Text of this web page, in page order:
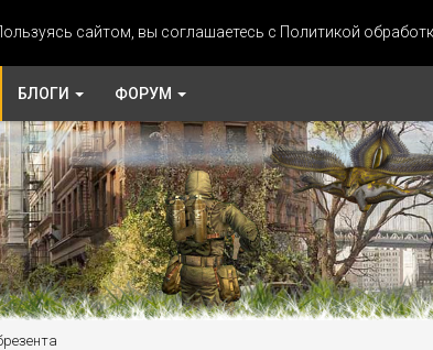
сайтом, вы соглашаетесь с Политикой
БЛОГИ ФОРУМ